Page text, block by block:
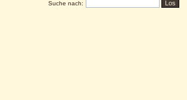
Suche nach: